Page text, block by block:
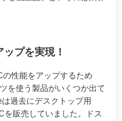
プを実現！
性能をアップするため
を使う製品がいくつか出て
過去にデスクトップ用
を販売していました。ドス